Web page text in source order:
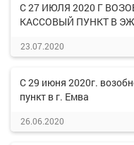
С 27 ИЮЛЯ 2020 Г
КАССОВЫЙ ПУНКТ В
23.07.2020
С 29 июня 2020г.
пункт в г. Емва
26.06.2020